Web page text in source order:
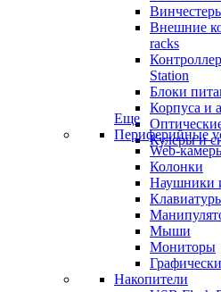
Внешние
racks
Station
Блоки
Корпуса и
Кулеры и
Еще
Периферийные
Web-
Колонки
Наушники
Мыши
Мониторы
Накопители